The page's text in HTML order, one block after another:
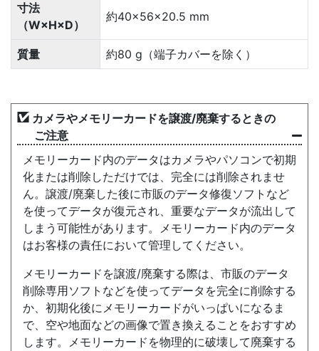
寸法
（W×H×D）
約40×56×20.5 mm
質量 約80 g（端子カバーを除く）
カメラやメモリーカードを譲渡/廃棄するときの
ご注意
メモリーカード内のデータはカメラやパソコンで初期
化または削除しただけでは、完全には削除されませ
ん。譲渡/廃棄した後に市販のデータ修復ソフトなど
を使ってデータが復元され、重要なデータが流出して
しまう可能性があります。メモリーカード内のデータ
はお客様の責任において管理してください。
メモリーカードを譲渡/廃棄する際は、市販のデータ
削除専用ソフトなどを使ってデータを完全に削除する
か、初期化後にメモリーカードがいっぱいになるま
で、空や地面などの画像で置き換えることをおすすめ
します。メモリーカードを物理的に破壊して廃棄する